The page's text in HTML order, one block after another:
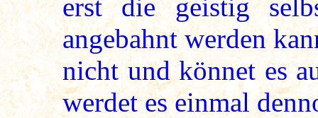
erst die geistig
angebahnt werden
nicht und könnet es
werdet es einmal